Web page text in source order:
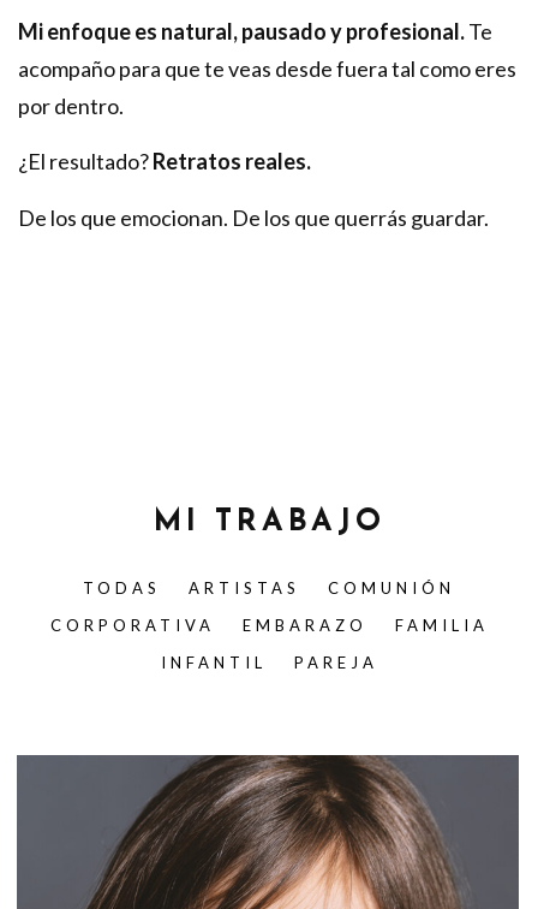
Mi enfoque es natural, pausado y profesional.Te
acompaño para que te veas desde fuera tal como eres
por dentro.
¿El resultado?Retratos reales.
De los que emocionan. De los que querrás guardar.
MI TRABAJO
TODAS ARTISTAS
COMUNIÓN
CORPORATIVA
EMBARAZO
FAMILIA
INFANTIL
PAREJA